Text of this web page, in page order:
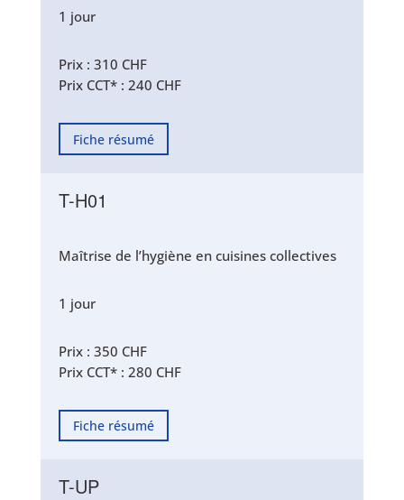
1 jour
Prix : 310 CHF
Prix CCT* : 240 CHF
Fiche résumé
T-H01
Maîtrise de l’hygiène en cuisines collectives
1 jour
Prix : 350 CHF
Prix CCT* : 280 CHF
Fiche résumé
T-UP